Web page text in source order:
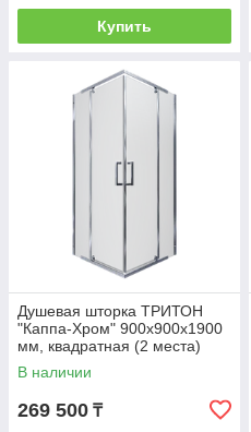
Купить
Душевая шторка ТРИТОН
"Каппа-Хром" 900х900х1900
мм, квадратная (2 места)
В наличии
269 500 ₸